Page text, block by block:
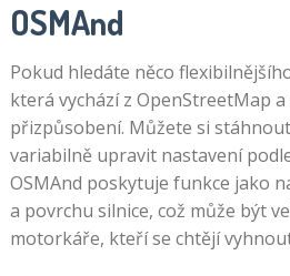
OSMAnd
Pokud hledáte něco
která vychází z OpenStreetMap
přizpůsobení. Můžete si
variabilně upravit nastavení
OSMAnd poskytuje funkce jako
a povrchu silnice, což může být
motorkáře, kteří se chtějí